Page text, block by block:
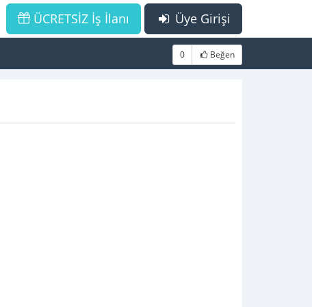
Üye Girişi
ÜCRETSİZ İş İlanı
0 Beğen